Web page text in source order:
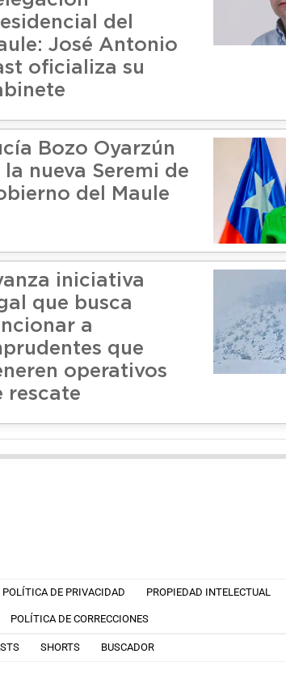
del
José Antonio
oficializa su
Bozo Oyarzún
la nueva Seremi de
del Maule
iniciativa
que busca
a
que
operativos
rescate
POLÍTICA DE PRIVACIDAD PROPIEDAD INTELECTUAL
POLÍTICA DE CORRECCIONES
SHORTS BUSCADOR